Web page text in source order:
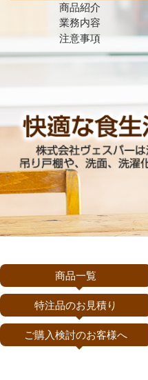
商品紹介
業務内容
注意事項
商品一覧
特注品のお見積り
ご購入検討のお客様へ